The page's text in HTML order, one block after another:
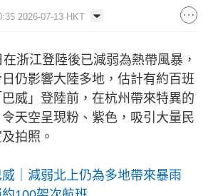
2026-07-13 HKT
浙江登陸後已減弱為熱帶風暴，
仍影響大陸多地，估計有約百班
威」登陸前，在杭州帶來特異的
令天空呈現粉、紫色，吸引大量民
拍照。
｜減弱北上仍為多地帶來暴雨